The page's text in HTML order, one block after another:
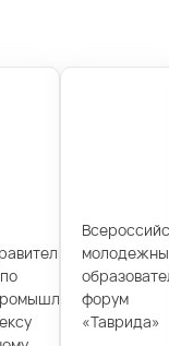
форум
«Таврида»